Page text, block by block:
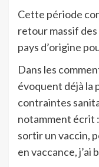
Cette période
retour massif des
pays d’origine
Dans les
évoquent déjà la
contraintes
notamment écrit
sortir un vaccin,
en vaccance, j’ai